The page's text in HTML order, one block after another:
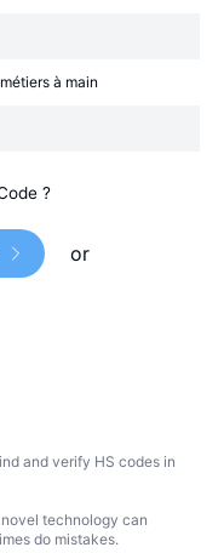
à main
?
or
and verify HS codes in
technology can
do mistakes.